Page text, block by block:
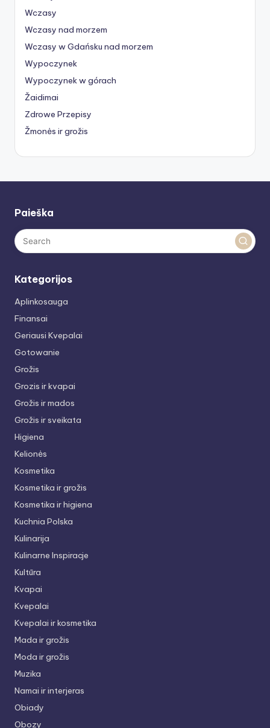
Wczasy
Wczasy nad morzem
Wczasy w Gdańsku nad morzem
Wypoczynek
Wypoczynek w górach
Žaidimai
Zdrowe Przepisy
Žmonės ir grožis
Paieška
Kategorijos
Aplinkosauga
Finansai
Geriausi Kvepalai
Gotowanie
Grožis
Grozis ir kvapai
Grožis ir mados
Grožis ir sveikata
Higiena
Kelionės
Kosmetika
Kosmetika ir grožis
Kosmetika ir higiena
Kuchnia Polska
Kulinarija
Kulinarne Inspiracje
Kultūra
Kvapai
Kvepalai
Kvepalai ir kosmetika
Mada ir grožis
Moda ir grožis
Muzika
Namai ir interjeras
Obiady
Obozy